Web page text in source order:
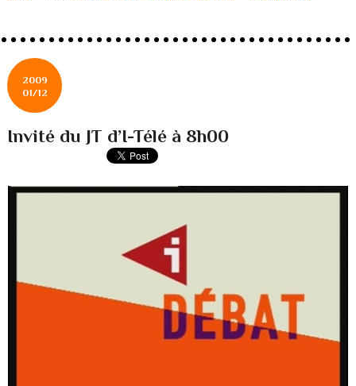
2009
01/12
Invité du JT d’I-Télé à 8h00